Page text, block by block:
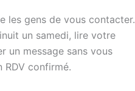
les gens de vous contacter.
un samedi, lire votre
un message sans vous
RDV confirmé.